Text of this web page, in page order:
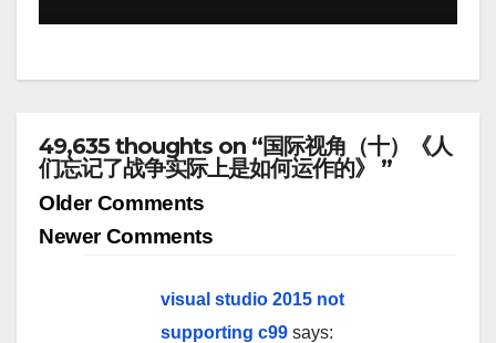
49,635 thoughts on “国际视角（十）《人
们忘记了战争实际上是如何运作的》 ”
Comment
navigation
Older Comments
Newer Comments
visual studio 2015 not
supporting c99 says: